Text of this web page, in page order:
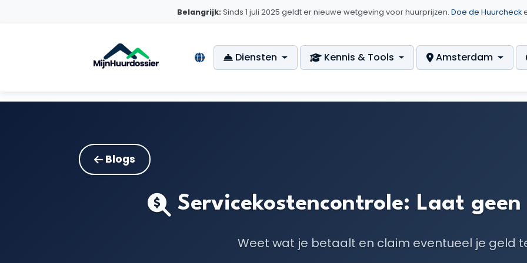
Belangrijk: Sinds 1 juli 2025 geldt er nieuwe wetgeving voor huurprijzen. Doe de Huurcheck
Diensten Kennis & Tools Amsterdam
Blogs
Servicekostencontrole: Laat
Weet wat je betaalt en claim eventueel je geld